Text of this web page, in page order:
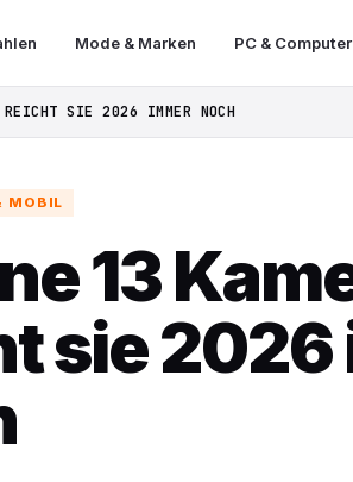
Mode & Marken PC & Computer
SIE 2026 IMMER NOCH
MOBIL
13
sie 2026